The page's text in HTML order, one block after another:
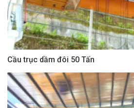
Cầu trục dầm đôi 50 Tấn